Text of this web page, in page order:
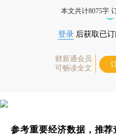
本文共计8075字
登录 后获取已
财新通会员
可畅读全文
参考重要经济数据，推荐